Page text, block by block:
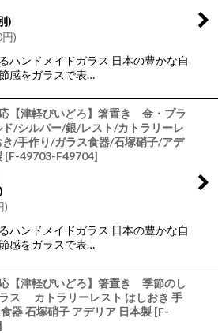
)
円)
ハンドメイドガラス 日本の豊かな自
感をガラスで表…
【津軽びいどろ】箸置き 金・プラ
/シルバー/銀/レスト/カトラリーレ
き/手作り/ガラス食器/石塚硝子/アデ
[F-49703-F49704]
)
ハンドメイドガラス 日本の豊かな自
感をガラスで表…
【津軽びいどろ】箸置き 季節のし
ス カトラリーレスト はしおき 手
器 石塚硝子 アデリア 日本製 [F-